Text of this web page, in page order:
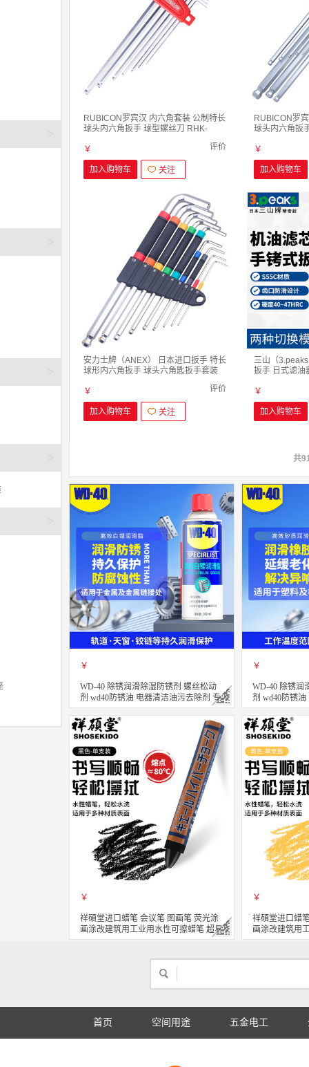
RUBICON罗宾汉 内六角套装 公制特长
球头内六角扳手 球型螺丝刀 RHK-
￥
评价
加入购物车 关注
RUBICON罗
球头内六角扳
￥
加入购物车
安力士牌（ANEX） 日本进口扳手 特长
球形内六角扳手 球头六角匙扳手套装
￥
评价
加入购物车 关注
三山（
扳手 日式滤油
￥
加入购物车
共
￥
WD-40 除锈润滑除湿防锈剂 螺丝松动
剂 wd40防锈油 电器清洁油污去除剂 专
效型高效白锂润滑脂 360ml
立即购买
￥
WD-40 除锈润
剂 wd40防锈
效型高效矽质
立即购买
￥
祥碩堂进口蜡笔 会议笔 图画笔 荧光涂
画涂改建筑用工业用水性可擦蜡笔 超易
擦 110mmX14mm 黑色(单支装）
￥
祥碩堂进口蜡
画涂改建筑用
擦
首页 空间用途 五金电工